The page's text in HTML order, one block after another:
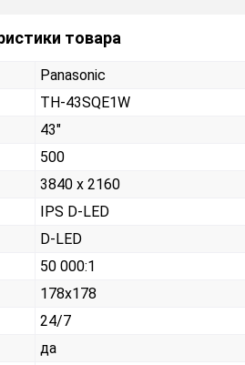
товара
Panasonic
TH-43SQE1W
43"
500
3840 x 2160
IPS D-LED
D-LED
50 000:1
178x178
24/7
да